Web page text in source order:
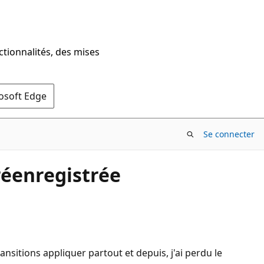
des mises
Edge
Se connecter
appliquer partout et depuis, j'ai perdu le